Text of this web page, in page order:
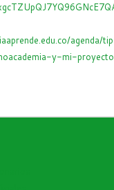
agenda/
y-mi-